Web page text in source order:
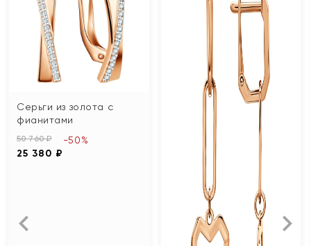
Серьги из золота с
фианитами
50 760 ₽
25 380 ₽
-50%